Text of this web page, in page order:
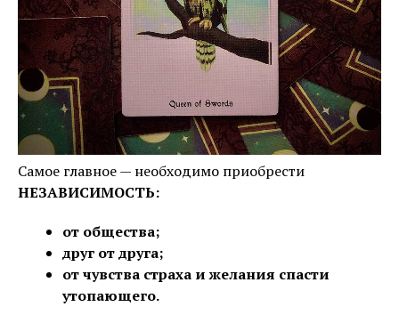
Самое главное — необходимо приобрести
НЕЗАВИСИМОСТЬ:
от общества;
друг от друга;
от чувства страха и желания спасти
утопающего.